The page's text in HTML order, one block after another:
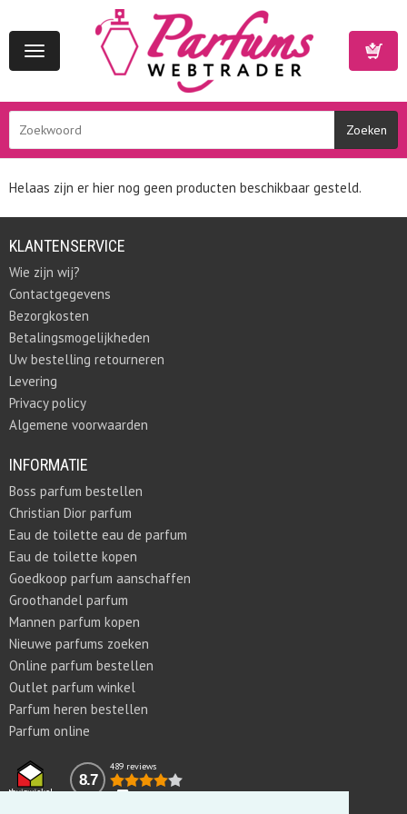
Toggle
navigation
Helaas zijn er hier nog geen producten beschikbaar gesteld.
KLANTENSERVICE
Wie zijn wij?
Contactgegevens
Bezorgkosten
Betalingsmogelijkheden
Uw bestelling retourneren
Levering
Privacy policy
Algemene voorwaarden
INFORMATIE
Boss parfum bestellen
Christian Dior parfum
Eau de toilette eau de parfum
Eau de toilette kopen
Goedkoop parfum aanschaffen
Groothandel parfum
Mannen parfum kopen
Nieuwe parfums zoeken
Online parfum bestellen
Outlet parfum winkel
Parfum heren bestellen
Parfum online
8.7
489 reviews